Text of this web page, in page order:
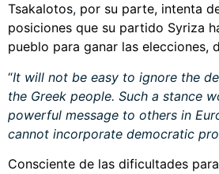
Tsakalotos, por su parte, intenta
posiciones que su partido Syriza
pueblo para ganar las elecciones,
“It will not be easy to ignore the
the Greek people. Such a stance
powerful message to others in
cannot incorporate democratic
Consciente de las dificultades